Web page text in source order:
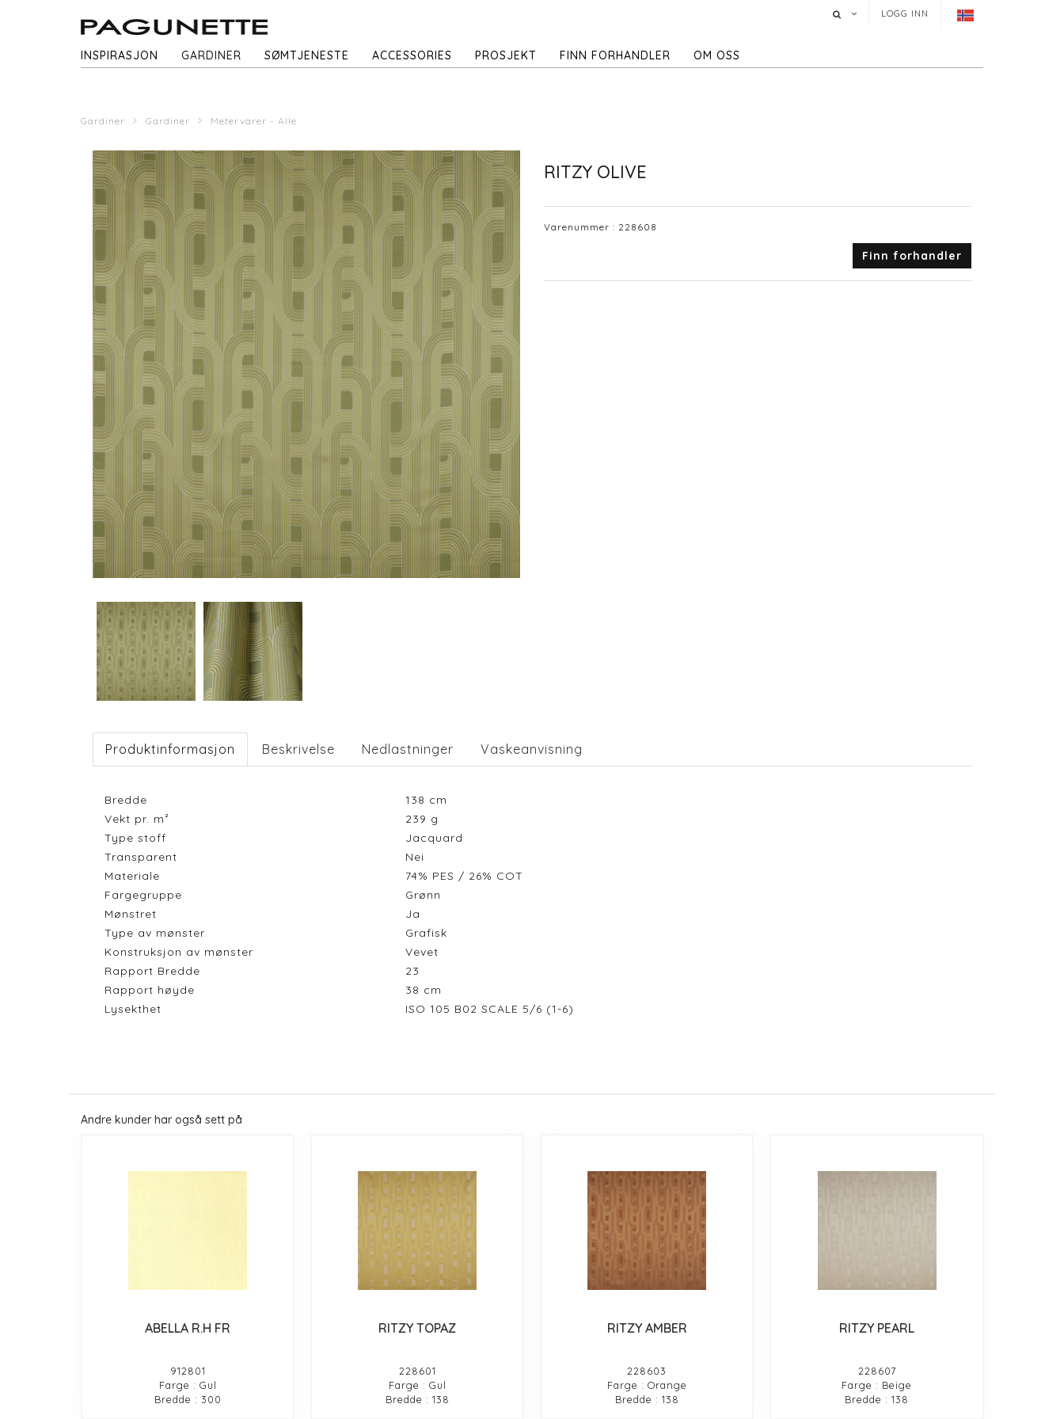
LOGG INN
INSPIRASJON GARDINER SØMTJENESTE ACCESSORIES PROSJEKT FINN FORHANDLER OM OSS
Gardiner Gardiner Metervarer - Alle
RITZY OLIVE
Varenummer : 228608
Finn forhandler
Produktinformasjon Beskrivelse Nedlastninger Vaskeanvisning
Bredde 138 cm
Vekt pr. m²
239 g
Type stoff
Jacquard
Transparent
Nei
Materiale
74% PES / 26% COT
Fargegruppe
Grønn
Mønstret
Ja
Type av mønster
Grafisk
Konstruksjon av mønster
Vevet
Rapport Bredde
23
Rapport høyde
38 cm
Lysekthet
ISO 105 B02 SCALE 5/6 (1-6)
Andre kunder har også sett på
ABELLA R.H FR
912801
Farge : Gul
Bredde : 300
RITZY TOPAZ
228601
Farge : Gul
Bredde : 138
RITZY AMBER
228603
Farge : Orange
Bredde : 138
RITZY PEARL
228607
Farge : Beige
Bredde : 138